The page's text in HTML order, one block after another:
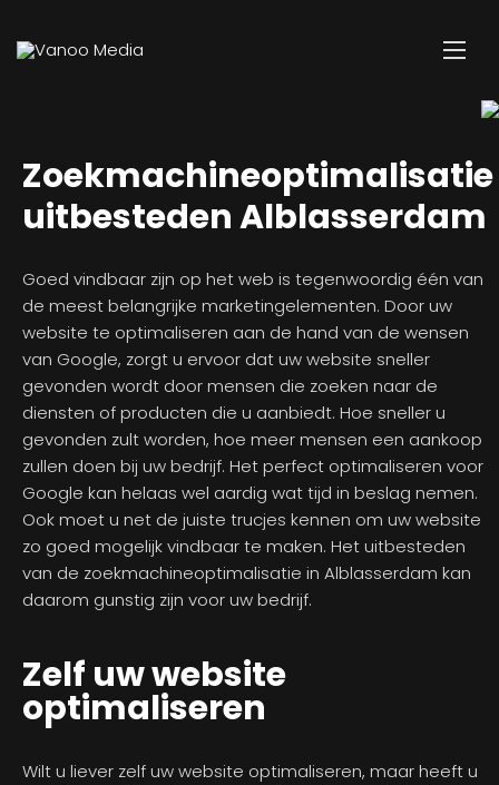
Zoekmachineoptimalisatie
uitbesteden Alblasserdam
Goed vindbaar zijn op het web is tegenwoordig één van
de meest belangrijke marketingelementen. Door uw
website te optimaliseren aan de hand van de wensen
van Google, zorgt u ervoor dat uw website sneller
gevonden wordt door mensen die zoeken naar de
diensten of producten die u aanbiedt. Hoe sneller u
gevonden zult worden, hoe meer mensen een aankoop
zullen doen bij uw bedrijf. Het perfect optimaliseren voor
Google kan helaas wel aardig wat tijd in beslag nemen.
Ook moet u net de juiste trucjes kennen om uw website
zo goed mogelijk vindbaar te maken. Het uitbesteden
van de zoekmachineoptimalisatie in Alblasserdam kan
daarom gunstig zijn voor uw bedrijf.
Zelf uw website
optimaliseren
Wilt u liever zelf uw website optimaliseren, maar heeft u